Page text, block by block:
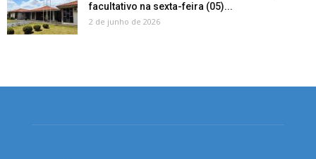
facultativo na sexta-feira (05)...
2 de junho de 2026